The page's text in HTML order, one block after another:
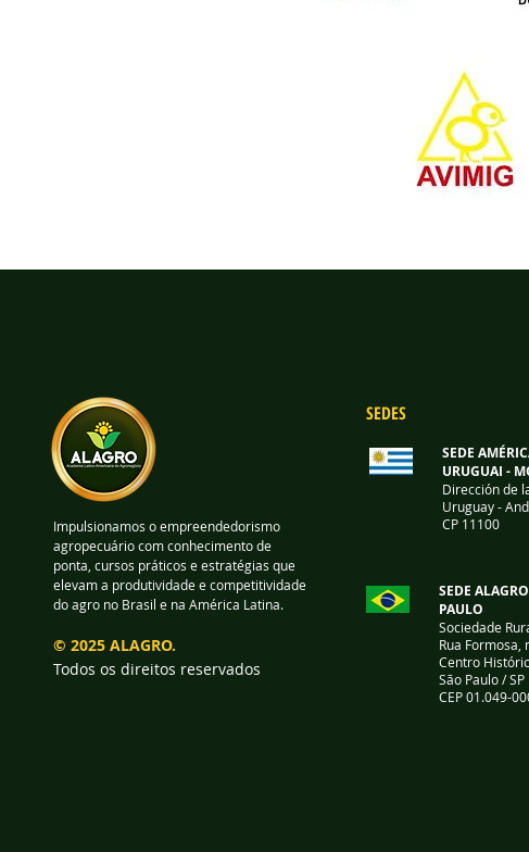
Impulsionamos o empreendedorismo
agropecuário com conhecimento de
ponta, cursos práticos e estratégias que
elevam a produtividade e competitividade
do agro no Brasil e na América Latina.
© 2025 ALAGRO.
Todos os direitos reservados
SEDES
SEDE
URUGUAI -
Dirección de
Uruguay -
CP 11100
SEDE
PAULO
Sociedade
Rua Formosa,
Centro
São Paulo / SP
CEP 01.049-